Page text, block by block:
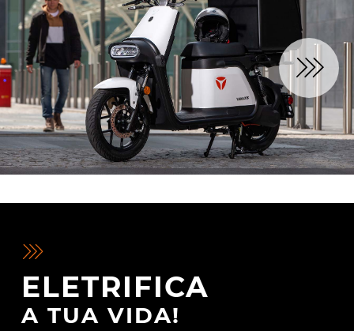
ELETRIFICA
A TUA VIDA!